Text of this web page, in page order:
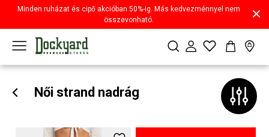
Minden ruházat és cipő akcióban 50%-ig. Más kedvezménnyel nem
összevonható.
Női strand nadrág